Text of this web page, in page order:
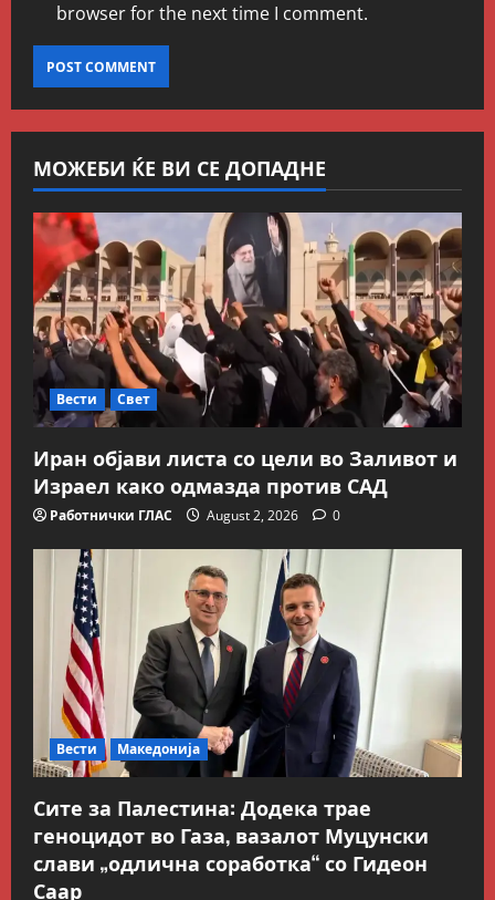
browser for the next time I comment.
МОЖЕБИ ЌЕ ВИ СЕ ДОПАДНЕ
Вести Свет
Иран објави листа со цели во Заливот и
Израел како одмазда против САД
Работнички ГЛАС August 2, 2026 0
Вести Македонија
Сите за Палестина: Додека трае
геноцидот во Газа, вазалот Муцунски
слави „одлична соработка“ со Гидеон
Саар
Блог
Kокошката или јајцето?
July 26, 2026 0